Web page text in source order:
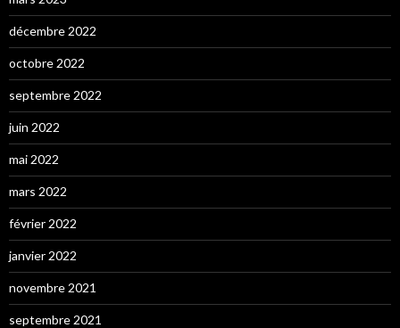
décembre 2022
octobre 2022
septembre 2022
juin 2022
mai 2022
mars 2022
février 2022
janvier 2022
novembre 2021
septembre 2021